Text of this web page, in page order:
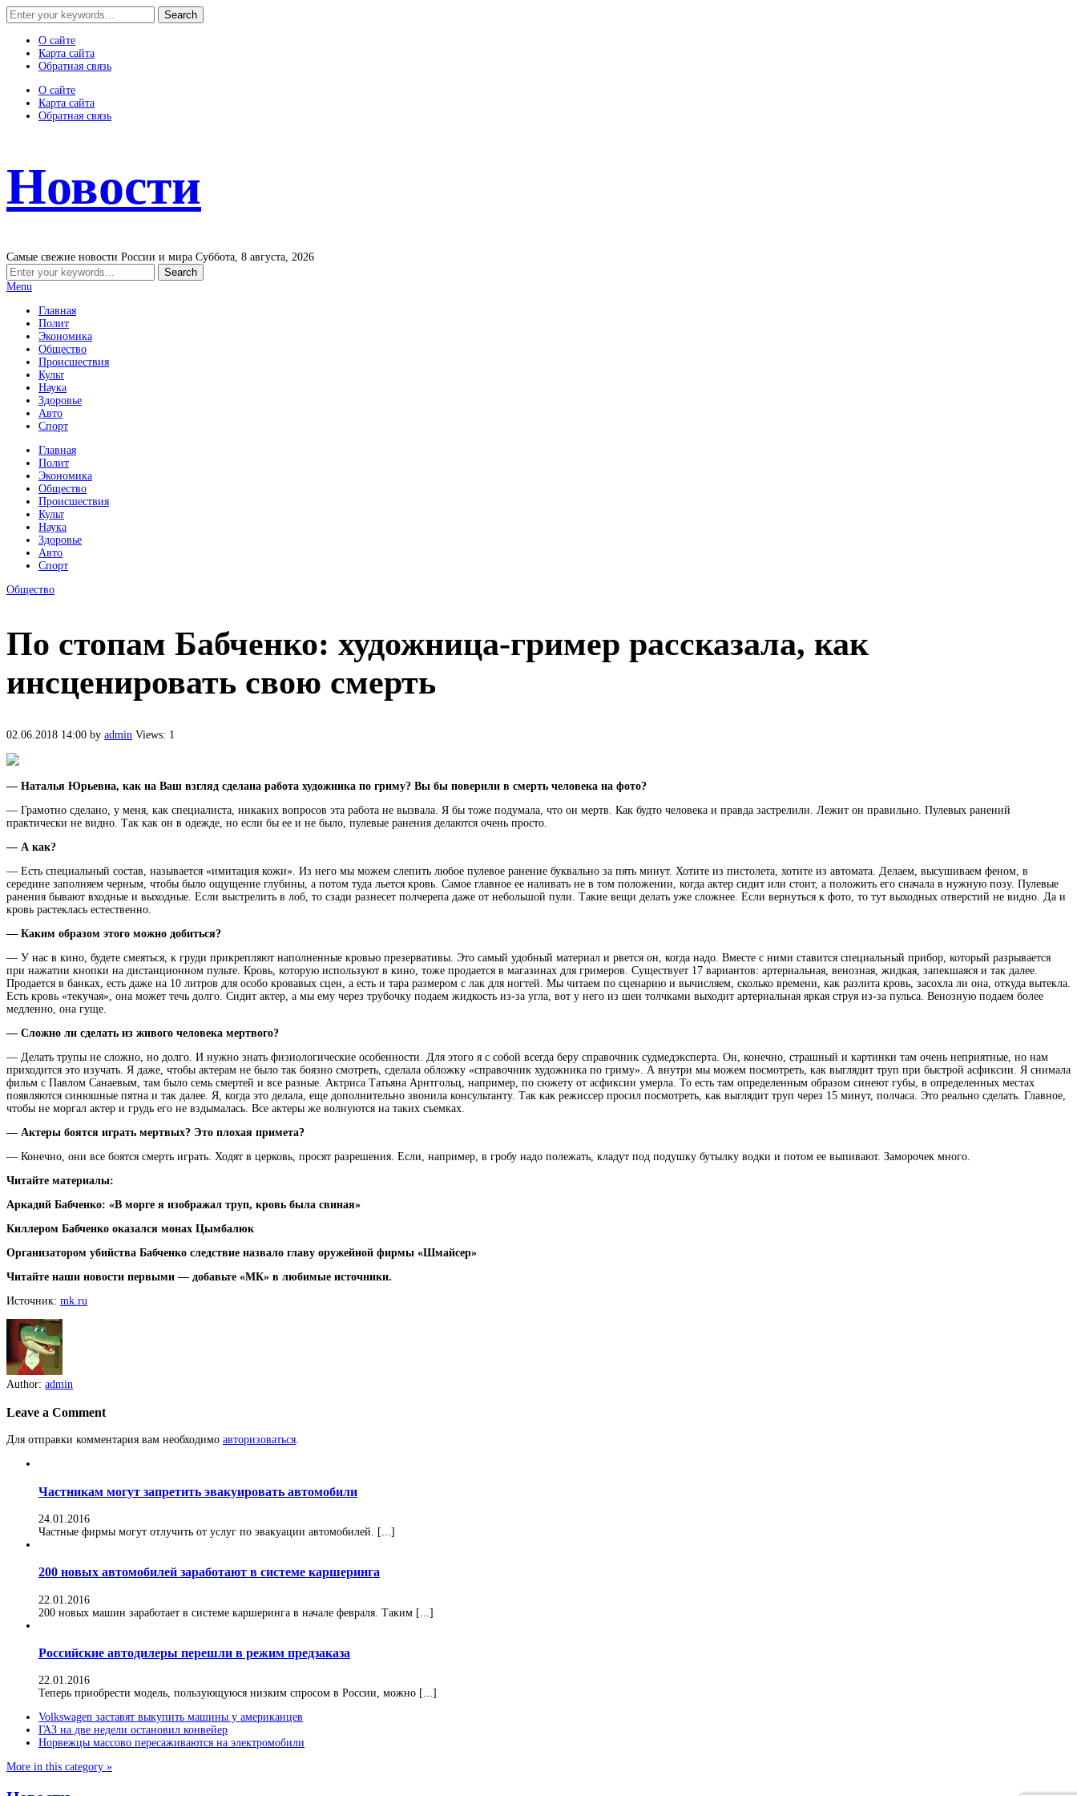
О сайте
Карта сайта
Обратная связь
О сайте
Карта сайта
Обратная связь
Новости
Самые свежие новости России и мира Суббота, 8 августа, 2026
Menu
Главная
Полит
Экономика
Общество
Происшествия
Культ
Наука
Здоровье
Авто
Спорт
Главная
Полит
Экономика
Общество
Происшествия
Культ
Наука
Здоровье
Авто
Спорт
Общество
По стопам Бабченко: художница-гример рассказала, как
инсценировать свою смерть
02.06.2018 14:00 by admin Views: 1
— Наталья Юрьевна, как на Ваш взгляд сделана работа художника по гриму? Вы бы поверили в смерть человека на фото?
— Грамотно сделано, у меня, как специалиста, никаких вопросов эта работа не вызвала. Я бы тоже подумала, что он мертв. Как будто человека и правда застрелили. Лежит он правильно. Пулевых ранений
практически не видно. Так как он в одежде, но если бы ее и не было, пулевые ранения делаются очень просто.
— А как?
— Есть специальный состав, называется «имитация кожи». Из него мы можем слепить любое пулевое ранение буквально за пять минут. Хотите из пистолета, хотите из автомата. Делаем, высушиваем феном, в
середине заполняем черным, чтобы было ощущение глубины, а потом туда льется кровь. Самое главное ее наливать не в том положении, когда актер сидит или стоит, а положить его сначала в нужную позу. Пулевые
ранения бывают входные и выходные. Если выстрелить в лоб, то сзади разнесет полчерепа даже от небольшой пули. Такие вещи делать уже сложнее. Если вернуться к фото, то тут выходных отверстий не видно. Да и
кровь растеклась естественно.
— Каким образом этого можно добиться?
— У нас в кино, будете смеяться, к груди прикрепляют наполненные кровью презервативы. Это самый удобный материал и рвется он, когда надо. Вместе с ними ставится специальный прибор, который разрывается
при нажатии кнопки на дистанционном пульте. Кровь, которую используют в кино, тоже продается в магазинах для гримеров. Существует 17 вариантов: артериальная, венозная, жидкая, запекшаяся и так далее.
Продается в банках, есть даже на 10 литров для особо кровавых сцен, а есть и тара размером с лак для ногтей. Мы читаем по сценарию и вычисляем, сколько времени, как разлита кровь, засохла ли она, откуда вытекла.
Есть кровь «текучая», она может течь долго. Сидит актер, а мы ему через трубочку подаем жидкость из-за угла, вот у него из шеи толчками выходит артериальная яркая струя из-за пульса. Венозную подаем более
медленно, она гуще.
— Сложно ли сделать из живого человека мертвого?
— Делать трупы не сложно, но долго. И нужно знать физиологические особенности. Для этого я с собой всегда беру справочник судмедэксперта. Он, конечно, страшный и картинки там очень неприятные, но нам
приходится это изучать. Я даже, чтобы актерам не было так боязно смотреть, сделала обложку «справочник художника по гриму». А внутри мы можем посмотреть, как выглядит труп при быстрой асфиксии. Я снимала
фильм с Павлом Санаевым, там было семь смертей и все разные. Актриса Татьяна Арнтгольц, например, по сюжету от асфиксии умерла. То есть там определенным образом синеют губы, в определенных местах
появляются синюшные пятна и так далее. Я, когда это делала, еще дополнительно звонила консультанту. Так как режиссер просил посмотреть, как выглядит труп через 15 минут, полчаса. Это реально сделать. Главное,
чтобы не моргал актер и грудь его не вздымалась. Все актеры же волнуются на таких съемках.
— Актеры боятся играть мертвых? Это плохая примета?
— Конечно, они все боятся смерть играть. Ходят в церковь, просят разрешения. Если, например, в гробу надо полежать, кладут под подушку бутылку водки и потом ее выпивают. Заморочек много.
Читайте материалы:
Аркадий Бабченко: «В морге я изображал труп, кровь была свиная»
Киллером Бабченко оказался монах Цымбалюк
Организатором убийства Бабченко следствие назвало главу оружейной фирмы «Шмайсер»
Читайте наши новости первыми — добавьте «МК» в любимые источники.
Источник: mk.ru
Author: admin
Leave a Comment
Для отправки комментария вам необходимо авторизоваться.
Частникам могут запретить эвакуировать автомобили
24.01.2016
Частные фирмы могут отлучить от услуг по эвакуации автомобилей. [...]
200 новых автомобилей заработают в системе каршеринга
22.01.2016
200 новых машин заработает в системе каршеринга в начале февраля. Таким [...]
Российские автодилеры перешли в режим предзаказа
22.01.2016
Теперь приобрести модель, пользующуюся низким спросом в России, можно [...]
Volkswagen заставят выкупить машины у американцев
ГАЗ на две недели остановил конвейер
Норвежцы массово пересаживаются на электромобили
More in this category »